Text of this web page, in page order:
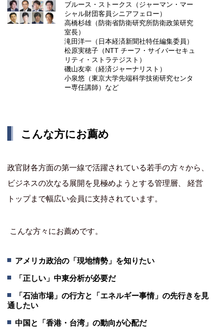
ブルース・ストークス（ジャーマン・マー
シャル財団客員シニアフェロー）
高橋杉雄（防衛省防衛研究所防衛政策研究
室長）
滝田洋一（日本経済新聞社特任編集委員）
松原実穂子（NTT チーフ・サイバーセキュ
リティ・ストラテジスト）
磯山友幸（経済ジャーナリスト）
小泉悠（東京大学先端科学技術研究センタ
ー専任講師）など
こんな方にお薦め
政官財各方面の第一線で活躍されている若手の方々から、
ビジネスの次なる展開を見極めようとする管理層、 経営
トップまで幅広い会員に支持されています。
こんな方々にお薦めです。
アメリカ政治の「現地情勢」を知りたい
「正しい」中東分析が必要だ
「石油市場」の行方と「エネルギー事情」の先行きを見
通したい
中国と「香港・台湾」の動向が心配だ